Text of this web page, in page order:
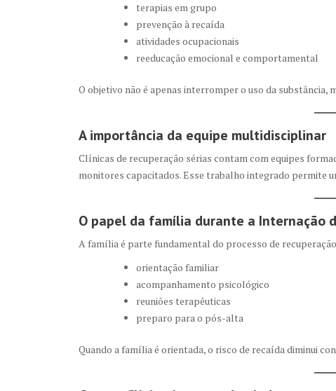
terapias em grupo
prevenção à recaída
atividades ocupacionais
reeducação emocional e comportamental
O objetivo não é apenas interromper o uso da substância,
A importância da equipe multidisciplinar
Clínicas de recuperação sérias contam com equipes
monitores capacitados. Esse trabalho integrado permite
O papel da família durante a Internação
A família é parte fundamental do processo de
orientação familiar
acompanhamento psicológico
reuniões terapêuticas
preparo para o pós-alta
Quando a família é orientada, o risco de recaída diminui